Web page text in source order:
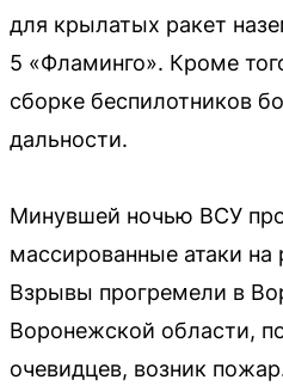
для крылатых ракет
5 «Фламинго». Кроме
сборке беспилотников
дальности.
Минувшей ночью ВСУ
массированные атаки на
Взрывы прогремели в
Воронежской области,
очевидцев, возник